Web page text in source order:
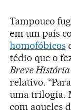
Tampouco
em um país
homofóbicos
tédio que o
Breve História
relativo.
uma trilogia.
com aqueles